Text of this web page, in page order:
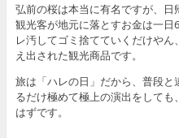
弘前の桜は本当に有名ですが、日
観光客が地元に落とすお金は一
レ汚してゴミ捨てていくだけや
え出された観光商品です。
旅は「ハレの日」だから、普段
るだけ極めて極上の演出をして
はずです。